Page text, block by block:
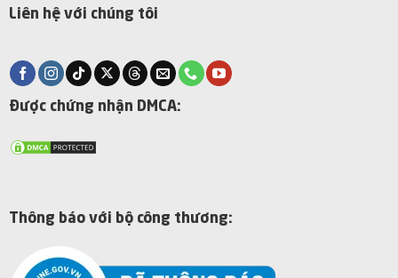
Liên hệ với chúng tôi
Được chứng nhận DMCA:
Thông báo với bộ công thương: